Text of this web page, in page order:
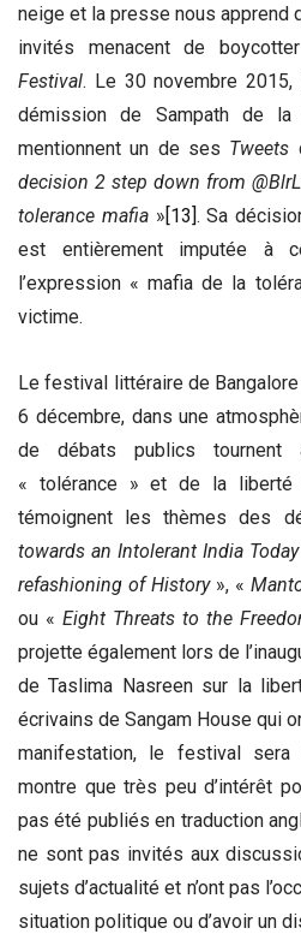
neige et la presse nous apprend
invités menacent de
Festival. Le 30 novembre 2015,
démission de Sampath de
mentionnent un de ses Tweets
decision 2 step down from
tolerance mafia »[13]. Sa
est entièrement imputée à
l’expression « mafia de la
victime.
Le festival littéraire de
6 décembre, dans une
de débats publics
« tolérance » et de la liberté
témoignent les thèmes des
towards an Intolerant India
refashioning of History », «
ou « Eight Threats to the
projette également lors de
de Taslima Nasreen sur la
écrivains de Sangam House qui
manifestation, le festival
montre que très peu d’intérêt
pas été publiés en traduction
ne sont pas invités aux
sujets d’actualité et n’ont pas
situation politique ou d’avoir un